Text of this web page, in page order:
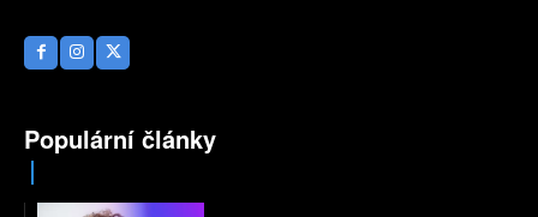
Populární články